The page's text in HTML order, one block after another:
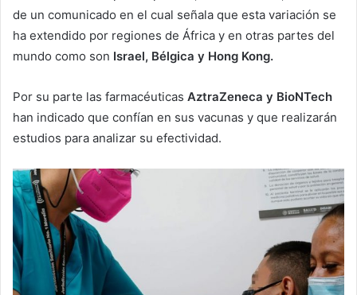
de un comunicado en el cual señala que esta variación se
ha extendido por regiones de África y en otras partes del
mundo como son Israel, Bélgica y Hong Kong.
Por su parte las farmacéuticas AztraZeneca y BioNTech
han indicado que confían en sus vacunas y que realizarán
estudios para analizar su efectividad.